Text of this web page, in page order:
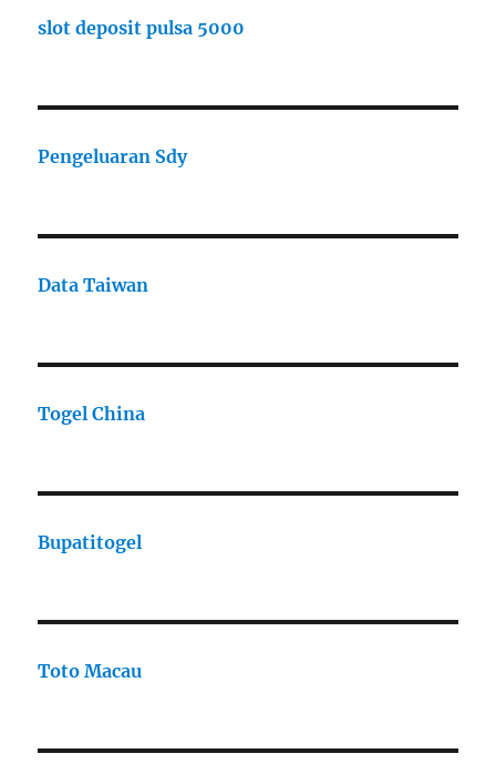
slot deposit pulsa 5000
Pengeluaran Sdy
Data Taiwan
Togel China
Bupatitogel
Toto Macau